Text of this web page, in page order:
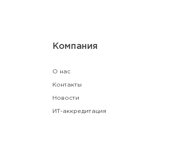
Компания
О нас
Контакты
Новости
ИТ-аккредитация